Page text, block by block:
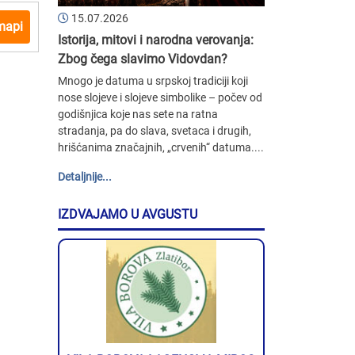
15.07.2026
Istorija, mitovi i narodna verovanja:
Zbog čega slavimo Vidovdan?
Mnogo je datuma u srpskoj tradiciji koji
nose slojeve i slojeve simbolike – počev od
godišnjica koje nas sete na ratna
stradanja, pa do slava, svetaca i drugih,
hrišćanima značajnih, „crvenih“ datuma....
Detaljnije...
IZDVAJAMO U AVGUSTU